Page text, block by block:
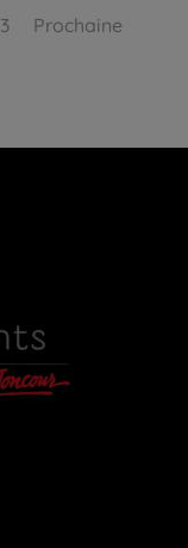
3 Prochaine